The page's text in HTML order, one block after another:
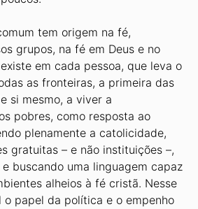
tem origem na fé,
grupos, na fé em Deus e no
em cada pessoa, que leva o
as fronteiras, a primeira das
si mesmo, a viver a
pobres, como resposta ao
plenamente a catolicidade,
gratuitas – e não instituições –­,
buscando uma linguagem capaz
alheios à fé cristã. Nesse
o papel da política e o empenho